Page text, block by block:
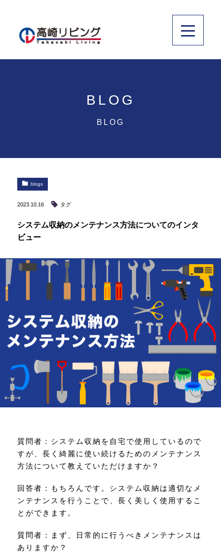
BLOG
BLOG
blogs
2023.10.16 タグ
システム収納のメンテナンス方法についてのインタ
ビュー
質問者：システム収納を自宅で使用しているので
すが、長く綺麗に使い続けるためのメンテナンス
方法について教えていただけますか？
回答者：もちろんです。システム収納は適切なメ
ンテナンスを行うことで、長く美しく使用するこ
とができます。
質問者：まず、日常的に行うべきメンテナンスは
ありますか？